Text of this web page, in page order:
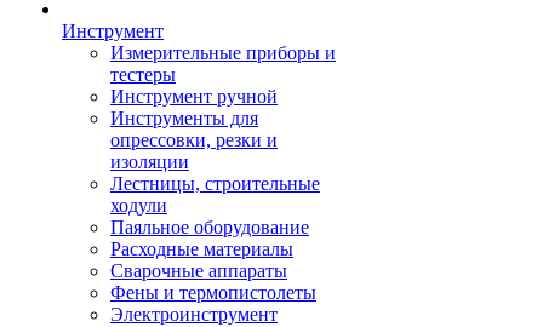
Инструмент
Измерительные приборы и
тестеры
Инструмент ручной
Инструменты для
опрессовки, резки и
изоляции
Лестницы, строительные
ходули
Паяльное оборудование
Расходные материалы
Сварочные аппараты
Фены и термопистолеты
Электроинструмент